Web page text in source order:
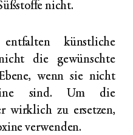
nicht.
künstliche
die gewünschte
wenn sie nicht
sind. Um die
wirklich zu ersetzen,
verwenden.